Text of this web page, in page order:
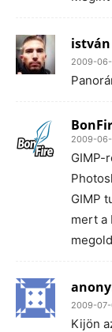
istván
2009-
2009-
GIMP-
GIMP
mert a
2009-07-
Kijön